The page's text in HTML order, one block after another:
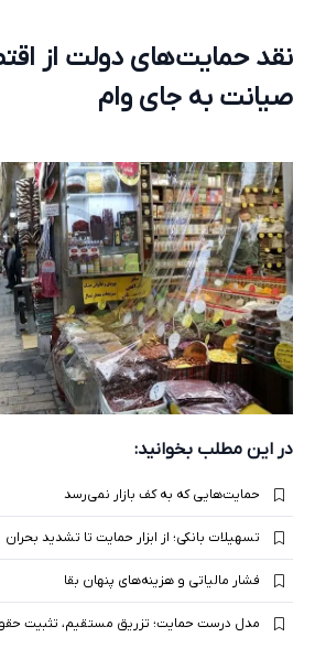
نقد حمایت‌های دولت از
صیانت به جای وام
در این مطلب بخوانید:
حمایت‌هایی که به کف بازار نمی‌رسد
تسهیلات بانکی؛ از ابزار حمایت تا تشدید بحران
فشار مالیاتی و هزینه‌های پنهان بقا
مدل درست حمایت؛ تزریق مستقیم، تثبیت